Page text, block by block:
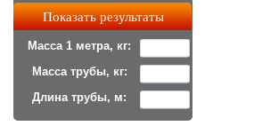
Масса 1 метра, кг:
Масса трубы, кг:
Длина трубы, м: